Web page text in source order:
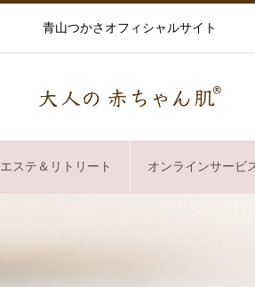
青山つかさオフィシャルサイト
エステ＆リトリート オンラインサービ